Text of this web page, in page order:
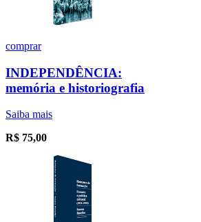
comprar
INDEPENDÊNCIA:
memória e historiografia
Saiba mais
R$ 75,00